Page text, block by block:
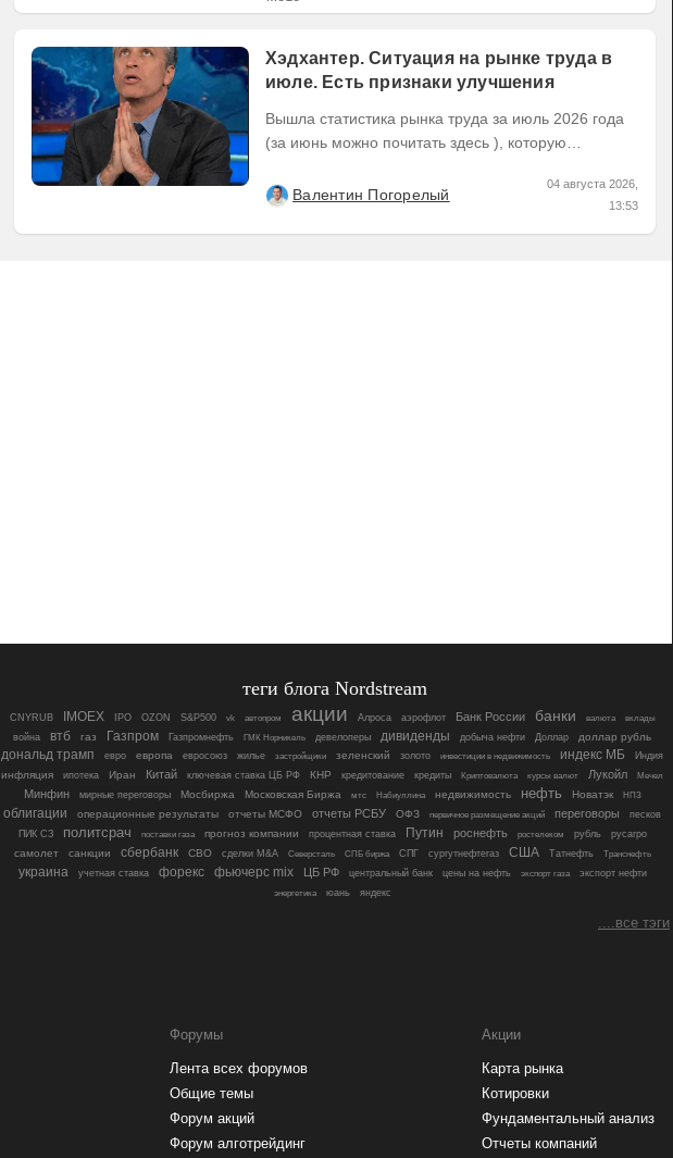
Хэдхантер. Ситуация на рынке труда в
июле. Есть признаки улучшения
Вышла статистика рынка труда за июль 2026 года
(за июнь можно почитать здесь ), которую
Валентин Погорелый
04 августа 2026,
13:53
теги блога Nordstream
CNYRUB IMOEX IPO OZON S&P500 vk автопром акции Алроса аэрофлот Банк России банки валюта вклады
война втб газ Газпром Газпромнефть ГМК Норникель девелоперы дивиденды добыча нефти Доллар доллар рубль
дональд трамп евро европа евросоюз жилье застройщики зеленский золото инвестиции в недвижимость индекс МБ Индия
инфляция ипотека Иран Китай ключевая ставка ЦБ РФ КНР кредитование кредиты Криптовалюта курсы валют Лукойл Мечел
Минфин мирные переговоры Мосбиржа Московская Биржа мтс Набиуллина недвижимость нефть Новатэк НПЗ
облигации операционные результаты отчеты МСФО отчеты РСБУ ОФЗ первичное размещение акций переговоры
песков
ПИК СЗ
политсрач поставки газа прогноз компании процентная ставка Путин роснефть ростелеком рубль русагро
самолет санкции сбербанк СВО сделки M&A Северсталь СПБ биржа СПГ сургутнефтегаз США Татнефть Транснефть
украина учетная ставка форекс фьючерс mix ЦБ РФ центральный банк цены на нефть экспорт газа
экспорт нефти
энергетика
юань яндекс
....все тэги
Форумы
Лента всех форумов
Общие темы
Форум акций
Форум алготрейдинг
Акции
Карта рынка
Котировки
Фундаментальный анализ
Отчеты компаний